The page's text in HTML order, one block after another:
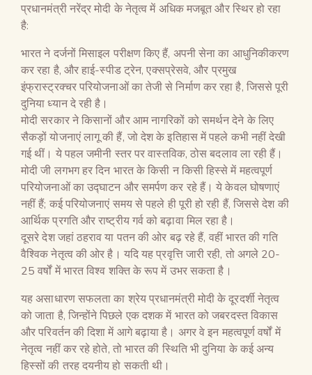
प्रधानमंत्री नरेंद्र मोदी के नेतृत्व में अधिक मजबूत और स्थिर हो रहा
है:
भारत ने दर्जनों मिसाइल परीक्षण किए हैं, अपनी सेना का आधुनिकीकरण
कर रहा है, और हाई-स्पीड ट्रेन, एक्सप्रेसवे, और प्रमुख
इंफ्रास्ट्रक्चर परियोजनाओं का तेजी से निर्माण कर रहा है, जिससे पूरी
दुनिया ध्यान दे रही है।
मोदी सरकार ने किसानों और आम नागरिकों को समर्थन देने के लिए
सैकड़ों योजनाएं लागू की हैं, जो देश के इतिहास में पहले कभी नहीं देखी
गई थीं। ये पहल जमीनी स्तर पर वास्तविक, ठोस बदलाव ला रही हैं।
मोदी जी लगभग हर दिन भारत के किसी न किसी हिस्से में महत्वपूर्ण
परियोजनाओं का उद्घाटन और समर्पण कर रहे हैं। ये केवल घोषणाएं
नहीं हैं; कई परियोजनाएं समय से पहले ही पूरी हो रही हैं, जिससे देश की
आर्थिक प्रगति और राष्ट्रीय गर्व को बढ़ावा मिल रहा है।
दूसरे देश जहां ठहराव या पतन की ओर बढ़ रहे हैं, वहीं भारत की गति
वैश्विक नेतृत्व की ओर है। यदि यह प्रवृत्ति जारी रही, तो अगले 20-
25 वर्षों में भारत विश्व शक्ति के रूप में उभर सकता है।
यह असाधारण सफलता का श्रेय प्रधानमंत्री मोदी के दूरदर्शी नेतृत्व
को जाता है, जिन्होंने पिछले एक दशक में भारत को जबरदस्त विकास
और परिवर्तन की दिशा में आगे बढ़ाया है। अगर वे इन महत्वपूर्ण वर्षों में
नेतृत्व नहीं कर रहे होते, तो भारत की स्थिति भी दुनिया के कई अन्य
हिस्सों की तरह दयनीय हो सकती थी।